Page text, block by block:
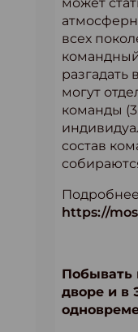
всех
разгадать
могут
команды
состав
https://
Побывать
дворе и в